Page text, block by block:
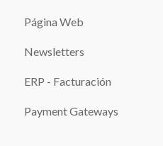
SUCURSALES
AUTOS
RESERVAS
CAJA
SEO
Configuración de la
Página Web
SISTEMAS DE PAGO
Promociones
Newsletters
ERP - Facturación
Payment Gateways